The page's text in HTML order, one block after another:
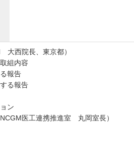
大西院長、東京都）
組内容
報告
る報告
ン
医工連携推進室 丸岡室長）